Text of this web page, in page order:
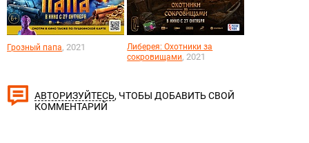
Грозный папа, 2021
Либерея: Охотники за
сокровищами, 2021
АВТОРИЗУЙТЕСЬ, ЧТОБЫ ДОБАВИТЬ СВОЙ
КОММЕНТАРИЙ